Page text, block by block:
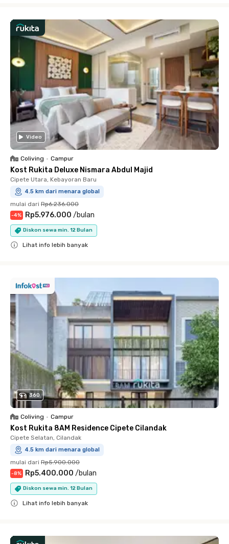
Video
Coliving • Campur
Kost Rukita Deluxe Nismara Abdul Majid
Cipete Utara, Kebayoran Baru
4.5 km dari menara global
mulai dari Rp6.236.000
-4% Rp5.976.000 /bulan
Diskon sewa min. 12 Bulan
Lihat info lebih banyak
360
Coliving • Campur
Kost Rukita 8AM Residence Cipete Cilandak
Cipete Selatan, Cilandak
4.5 km dari menara global
mulai dari Rp5.900.000
-8% Rp5.400.000 /bulan
Diskon sewa min. 12 Bulan
Lihat info lebih banyak